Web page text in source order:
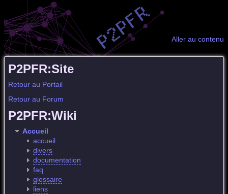
Aller au contenu
P2PFR:Site
Retour au Portail
Retour au Forum
P2PFR:Wiki
Accueil
accueil
divers
documentation
faq
glossaire
liens